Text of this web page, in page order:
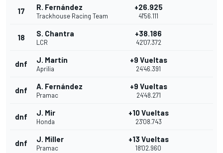
17 R. Fernández
Trackhouse Racing Team
+26.925
41'56.111
18 S. Chantra
LCR
+38.186
42'07.372
dnf J. Martín
Aprilia
+9 Vueltas
24'46.391
dnf A. Fernández
Pramac
+9 Vueltas
24'48.271
dnf J. Mir
Honda
+10 Vueltas
23'08.743
dnf J. Miller
Pramac
+13 Vueltas
18'02.960